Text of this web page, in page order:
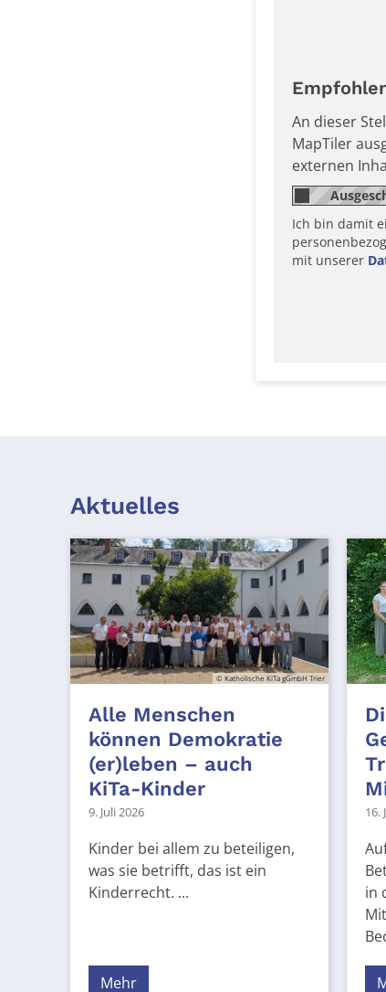
An dieser
MapTiler
externen
Ich bin damit
mit unserer
Aktuelles
© Katholische KiTa gGmbH Trier
Alle Menschen
können Demokratie
(er)leben – auch
KiTa-Kinder
9. Juli 2026
Kinder bei allem zu beteiligen,
was sie betrifft, das ist ein
Kinderrecht. ...
Mehr
16.
in